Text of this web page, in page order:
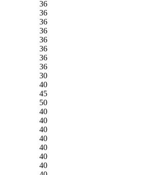
36
36
36
36
36
36
36
36
30
40
45
50
40
40
40
40
40
40
40